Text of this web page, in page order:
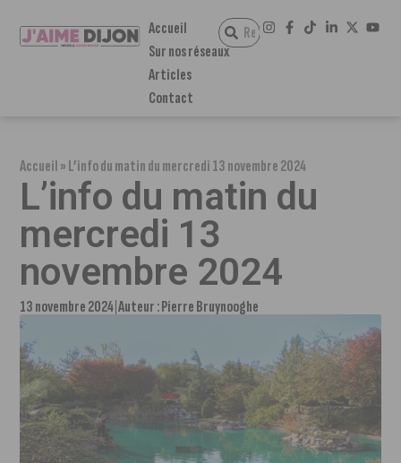
Accueil
Sur nos réseaux
Articles
Contact
Accueil»L’info du matin du mercredi 13 novembre 2024
L’info du matin du
mercredi 13
novembre 2024
13 novembre 2024 Auteur :Pierre Bruynooghe